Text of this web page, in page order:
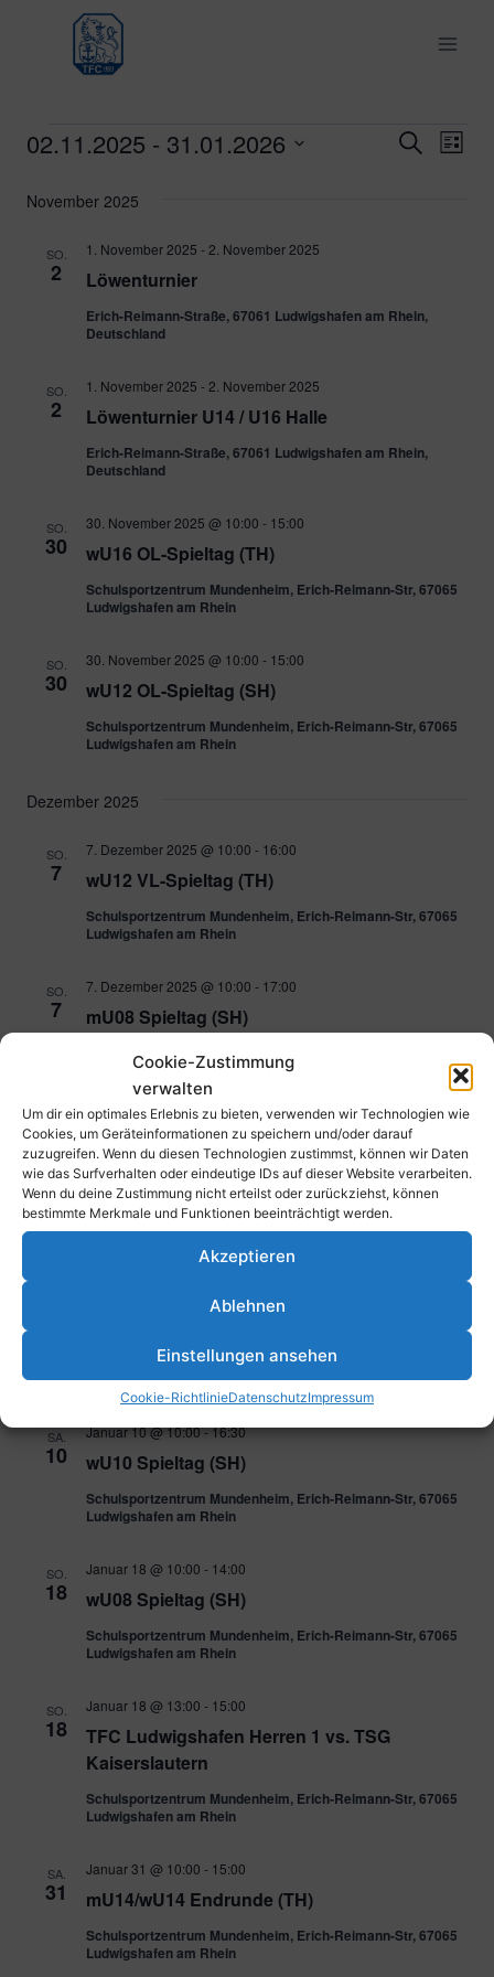
Cookie-Zustimmung
verwalten
Um dir ein optimales Erlebnis zu bieten, verwenden wir Technologien wie
Cookies, um Geräteinformationen zu speichern und/oder darauf
zuzugreifen. Wenn du diesen Technologien zustimmst, können wir Daten
wie das Surfverhalten oder eindeutige IDs auf dieser Website verarbeiten.
Wenn du deine Zustimmung nicht erteilst oder zurückziehst, können
bestimmte Merkmale und Funktionen beeinträchtigt werden.
Akzeptieren
Ablehnen
Einstellungen ansehen
Cookie-RichtlinieDatenschutzImpressum
springen
Veranstaltungen SucheListe
02.11.2025 - 31.01.2026
wählen.
November 2025
SO.
2 Löwenturnier
1. November 2025 - 2. November 2025
Erich-Reimann-Straße, 67061 Ludwigshafen am Rhein,
Deutschland
SO.
2 Löwenturnier U14 / U16 Halle
1. November 2025 - 2. November 2025
Erich-Reimann-Straße, 67061 Ludwigshafen am Rhein,
Deutschland
SO.
30 wU16 OL-Spieltag (TH)
30. November 2025 @ 10:00 - 15:00
Schulsportzentrum Mundenheim, Erich-Reimann-Str, 67065
Ludwigshafen am Rhein
SO.
30 wU12 OL-Spieltag (SH)
30. November 2025 @ 10:00 - 15:00
Schulsportzentrum Mundenheim, Erich-Reimann-Str, 67065
Ludwigshafen am Rhein
Dezember 2025
SO.
7 wU12 VL-Spieltag (TH)
7. Dezember 2025 @ 10:00 - 16:00
Schulsportzentrum Mundenheim, Erich-Reimann-Str, 67065
Ludwigshafen am Rhein
SO.
7 mU08 Spieltag (SH)
7. Dezember 2025 @ 10:00 - 17:00
Schulsportzentrum Mundenheim, Erich-Reimann-Str, 67065
Ludwigshafen am Rhein
SA.
20 Lions Award
20. Dezember 2025 @ 17:00-23:00
Parkstraße 43, 67061 Ludwigshafen am Rhein, Deutschland
Schulsportzentrum Mundenheim, Erich-Reimann-Str, 67065
Ludwigshafen am Rhein
SA.
10 wU10 Spieltag (SH)
Januar 10 @ 10:00-16:30
Schulsportzentrum Mundenheim, Erich-Reimann-Str, 67065
Ludwigshafen am Rhein
SO.
18 wU08 Spieltag (SH)
Januar 18 @ 10:00 - 14:00
Schulsportzentrum Mundenheim, Erich-Reimann-Str, 67065
Ludwigshafen am Rhein
SO.
18
TFC Ludwigshafen Herren 1 vs. TSG
Kaiserslautern
Januar 18 @ 13:00 - 15:00
Schulsportzentrum Mundenheim, Erich-Reimann-Str, 67065
Ludwigshafen am Rhein
SA.
31 mU14/wU14 Endrunde (TH)
Januar 31 @ 10:00 - 15:00
Schulsportzentrum Mundenheim, Erich-Reimann-Str, 67065
Ludwigshafen am Rhein